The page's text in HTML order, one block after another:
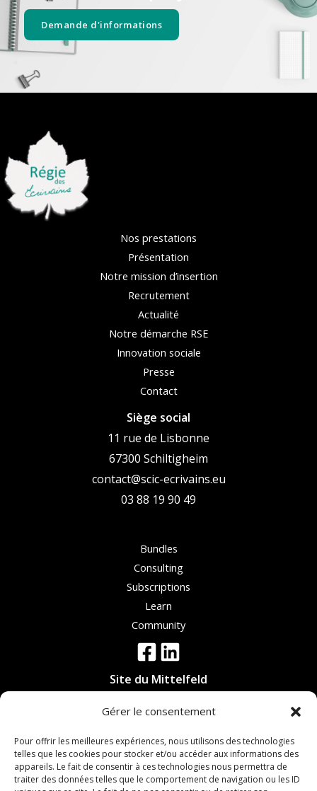
Gérer le consentement
Pour offrir les meilleures expériences, nous utilisons des technologies
telles que les cookies pour stocker et/ou accéder aux informations des
appareils. Le fait de consentir à ces technologies nous permettra de
traiter des données telles que le comportement de navigation ou les ID
Demande d'informations
Nos prestations
Présentation
Notre mission d’insertion
Recrutement
Actualité
Notre démarche RSE
Innovation sociale
Presse
Contact
Siège social
11 rue de Lisbonne
67300 Schiltigheim
contact@scic-ecrivains.eu
03 88 19 90 49
Bundles
Consulting
Subscriptions
Learn
Community
Site du Mittelfeld
67300 Schiltigheim
Site de Haguenau
6 rue de l'Ecorçage